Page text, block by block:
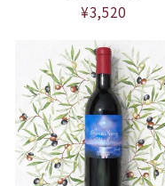
¥3,520